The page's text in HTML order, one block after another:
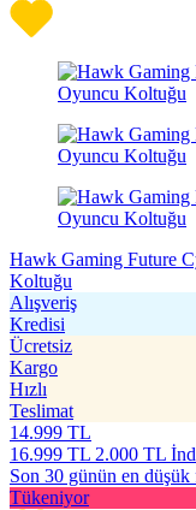
Hawk Gaming Future
Koltuğu
Alışveriş
Kredisi
Ücretsiz
Kargo
Hızlı
Teslimat
14.999 TL
16.999 TL 2.000 TL
Son 30 günün en düşük
Tükeniyor